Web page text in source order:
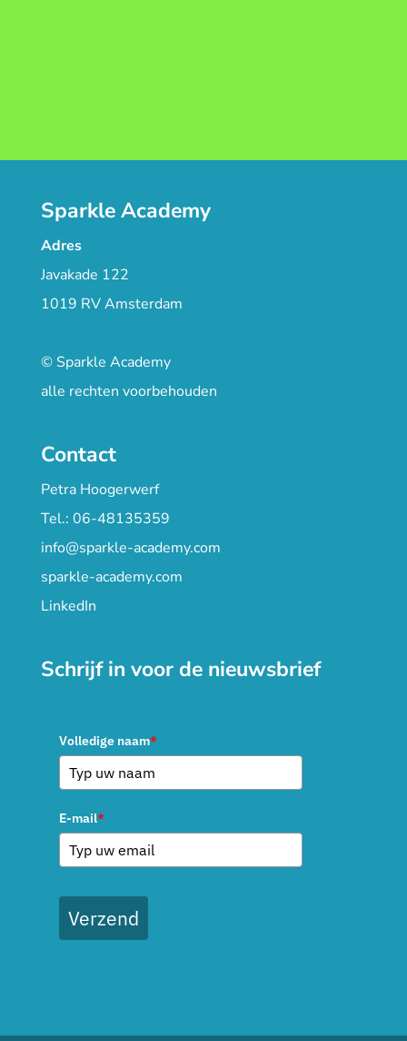
Sparkle Academy
Adres
Javakade 122
1019 RV Amsterdam
© Sparkle Academy
alle rechten voorbehouden
Contact
Petra Hoogerwerf
Tel.: 06-48135359
info@sparkle-academy.com
sparkle-academy.com
LinkedIn
Schrijf in voor de nieuwsbrief
Volledige naam*
E-mail*
Verzend